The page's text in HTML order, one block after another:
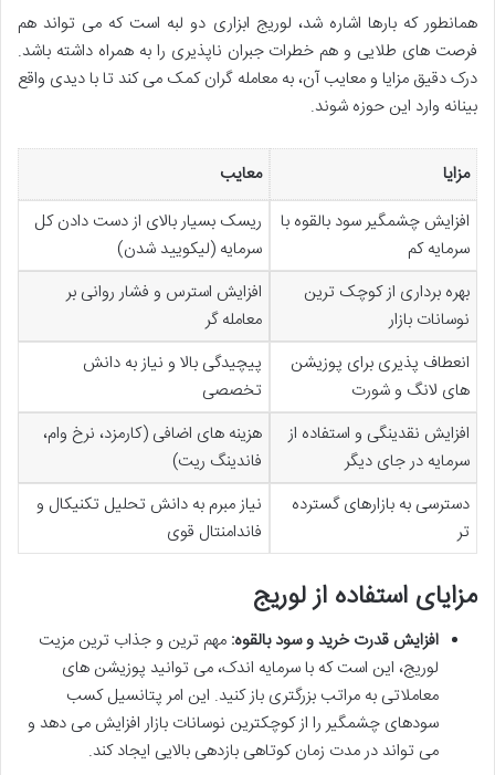
همانطور که بارها اشاره شد، لوریج ابزاری دو لبه است که می تواند هم
فرصت های طلایی و هم خطرات جبران ناپذیری را به همراه داشته باشد.
درک دقیق مزایا و معایب آن، به معامله گران کمک می کند تا با دیدی واقع
بینانه وارد این حوزه شوند.
مزایا
معایب
افزایش چشمگیر سود بالقوه با
سرمایه کم
ریسک بسیار بالای از دست دادن کل
سرمایه (لیکویید شدن)
بهره برداری از کوچک ترین
نوسانات بازار
افزایش استرس و فشار روانی بر
معامله گر
انعطاف پذیری برای پوزیشن
های لانگ و شورت
پیچیدگی بالا و نیاز به دانش
تخصصی
افزایش نقدینگی و استفاده از
سرمایه در جای دیگر
هزینه های اضافی (کارمزد، نرخ وام،
فاندینگ ریت)
دسترسی به بازارهای گسترده
تر
نیاز مبرم به دانش تحلیل تکنیکال و
فاندامنتال قوی
مزایای استفاده از لوریج
افزایش قدرت خرید و سود بالقوه: مهم ترین و جذاب ترین مزیت
لوریج، این است که با سرمایه اندک، می توانید پوزیشن های
معاملاتی به مراتب بزرگتری باز کنید. این امر پتانسیل کسب
سودهای چشمگیر را از کوچکترین نوسانات بازار افزایش می دهد و
می تواند در مدت زمان کوتاهی بازدهی بالایی ایجاد کند.